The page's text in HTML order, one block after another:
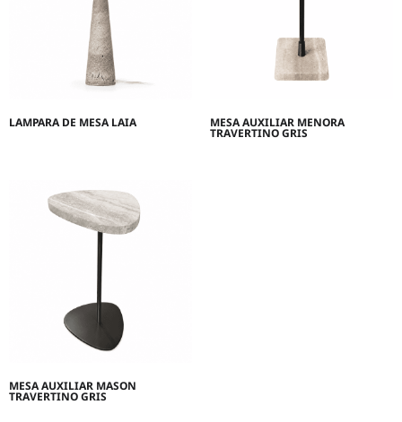
LAMPARA DE MESA LAIA MESA AUXILIAR MENORA
TRAVERTINO GRIS
MESA AUXILIAR MASON
TRAVERTINO GRIS